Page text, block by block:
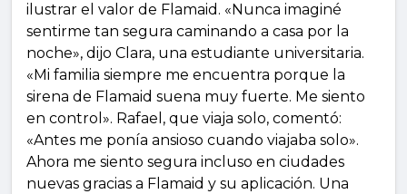
ilustrar el valor de Flamaid. «Nunca imaginé
sentirme tan segura caminando a casa por la
noche», dijo Clara, una estudiante universitaria.
«Mi familia siempre me encuentra porque la
sirena de Flamaid suena muy fuerte. Me siento
en control». Rafael, que viaja solo, comentó:
«Antes me ponía ansioso cuando viajaba solo».
Ahora me siento segura incluso en ciudades
nuevas gracias a Flamaid y su aplicación. Una